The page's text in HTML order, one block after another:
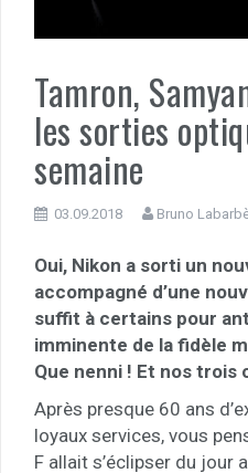
Tamron,
les sorties
semaine
03.09.2018 Bruno
Oui, Nikon a sorti un
accompagné d’une
suffit à certains pour
imminente de la fidèle
Que nenni ! Et nos
Après presque 60 ans
loyaux services, vous
F allait s’éclipser du jour